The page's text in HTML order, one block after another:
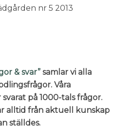
nr 5 2013
& svar” samlar vi alla
Våra
på 1000-tals frågor.
alltid från aktuell kunskap
ställdes.